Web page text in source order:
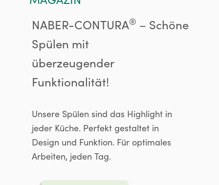
NABER-CONTURA® – Schöne
Spülen mit
überzeugender
Funktionalität!
Unsere Spülen sind das Highlight in
jeder Küche. Perfekt gestaltet in
Design und Funktion. Für optimales
Arbeiten, jeden Tag.